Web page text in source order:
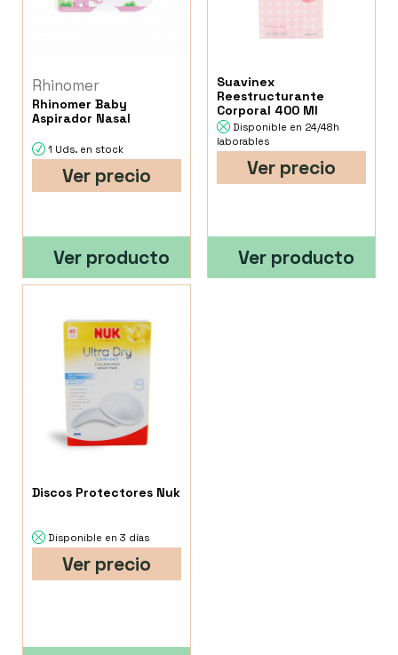
Rhinomer
Rhinomer Baby
Aspirador Nasal
1 Uds. en stock
Ver precio
Ver producto
Suavinex
Reestructurante
Corporal 400 Ml
Disponible en 24/48h
laborables
Ver precio
Ver producto
Discos Protectores Nuk
Disponible en 3 días
Ver precio